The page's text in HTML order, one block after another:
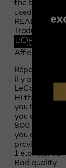
the bottle.
used it the
REALLY bad.
Traduire avec
Affiché
Réponse de
il y a 11 jours
LeCare
Hi there! We
you had with
you directly
800-631-
you could
provide us
1 étoile(s) sur
Bad quality